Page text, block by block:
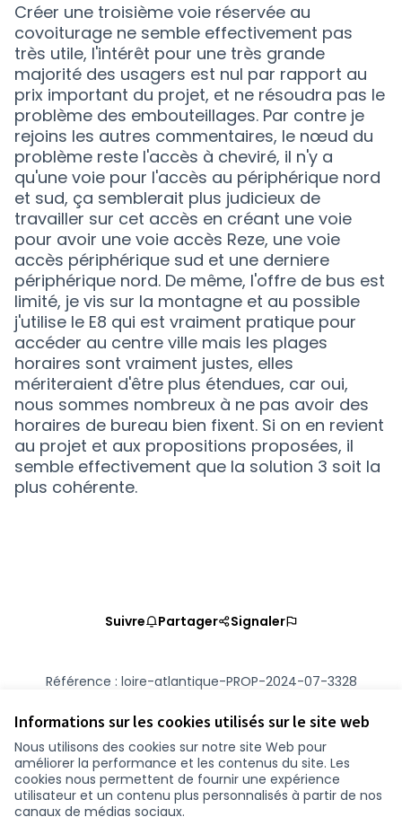
Informations sur les cookies utilisés sur le site web
Nous utilisons des cookies sur notre site Web pour
améliorer la performance et les contenus du site. Les
cookies nous permettent de fournir une expérience
utilisateur et un contenu plus personnalisés à partir de nos
canaux de médias sociaux.
Créer une troisième voie réservée au
covoiturage ne semble effectivement pas
très utile, l'intérêt pour une très grande
majorité des usagers est nul par rapport au
prix important du projet, et ne résoudra pas le
problème des embouteillages. Par contre je
rejoins les autres commentaires, le nœud du
problème reste l'accès à cheviré, il n'y a
qu'une voie pour l'accès au périphérique nord
et sud, ça semblerait plus judicieux de
travailler sur cet accès en créant une voie
pour avoir une voie accès Reze, une voie
accès périphérique sud et une derniere
périphérique nord. De même, l'offre de bus est
limité, je vis sur la montagne et au possible
j'utilise le E8 qui est vraiment pratique pour
accéder au centre ville mais les plages
horaires sont vraiment justes, elles
mériteraient d'être plus étendues, car oui,
nous sommes nombreux à ne pas avoir des
horaires de bureau bien fixent. Si on en revient
au projet et aux propositions proposées, il
semble effectivement que la solution 3 soit la
plus cohérente.
Suivre Partager Signaler
Référence : loire-atlantique-PROP-2024-07-3328
Vérifiez l'empreinte numérique
Conditions d'utilisation
Paramètres des cookies
participer.loire-atlantique.fr sur Facebook
participer.loire-atlantique.fr sur Instagram
participer.loire-atlantique.fr sur YouTube